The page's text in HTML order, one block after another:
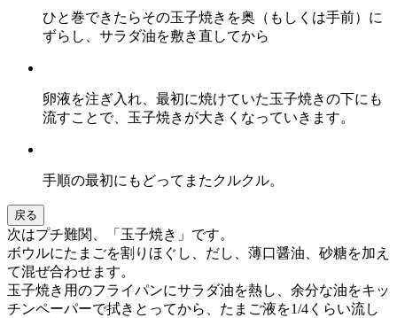
ひと巻できたらその玉子焼きを奥（もしくは手前）に
ずらし、サラダ油を敷き直してから
卵液を注ぎ入れ、最初に焼けていた玉子焼きの下にも
流すことで、玉子焼きが大きくなっていきます。
手順の最初にもどってまたクルクル。
戻る
次はプチ難関、「玉子焼き」です。
ボウルにたまごを割りほぐし、だし、薄口醤油、砂糖を加え
て混ぜ合わせます。
玉子焼き用のフライパンにサラダ油を熱し、余分な油をキッ
チンペーパーで拭きとってから、たまご液を1/4くらい流し